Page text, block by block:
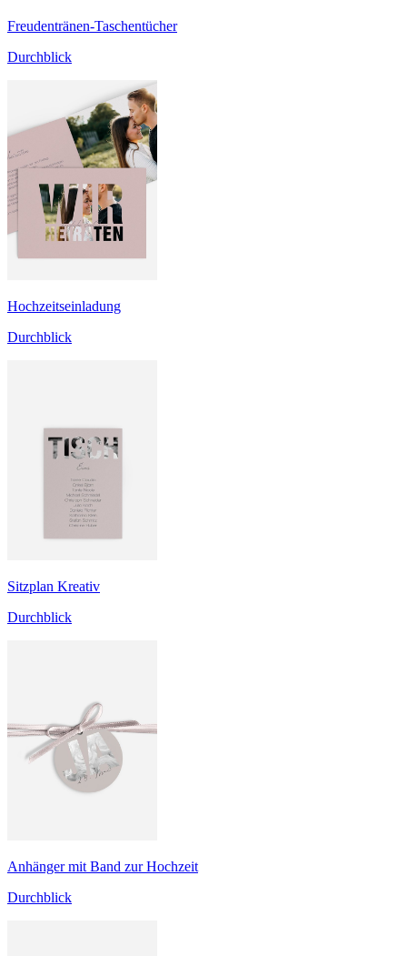
Freudentränen-Taschentücher
Durchblick
Hochzeitseinladung
Durchblick
Sitzplan Kreativ
Durchblick
Anhänger mit Band zur Hochzeit
Durchblick